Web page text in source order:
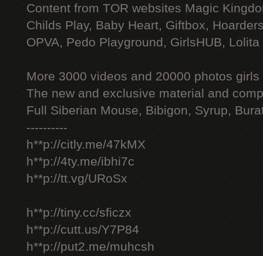
Content from TOR websites Magic
Childs Play, Baby Heart, Giftbox,
OPVA, Pedo Playground, GirlsHUB, Lolita
More 3000 videos and 20000 photos
The new and exclusive material and
Full Siberian Mouse, Bibigon, Syrup,
----------
h**p://citly.me/47kMX
h**p://4ty.me/ibhi7c
h**p://tt.vg/URoSx
h**p://tiny.cc/sficzx
h**p://cutt.us/Y7P84
h**p://put2.me/muhcsh